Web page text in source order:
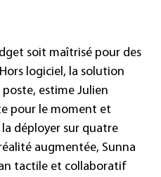
soit maîtrisé pour des
logiciel, la solution
estime Julien
pour le moment et
déployer sur quatre
augmentée, Sunna
tactile et collaboratif